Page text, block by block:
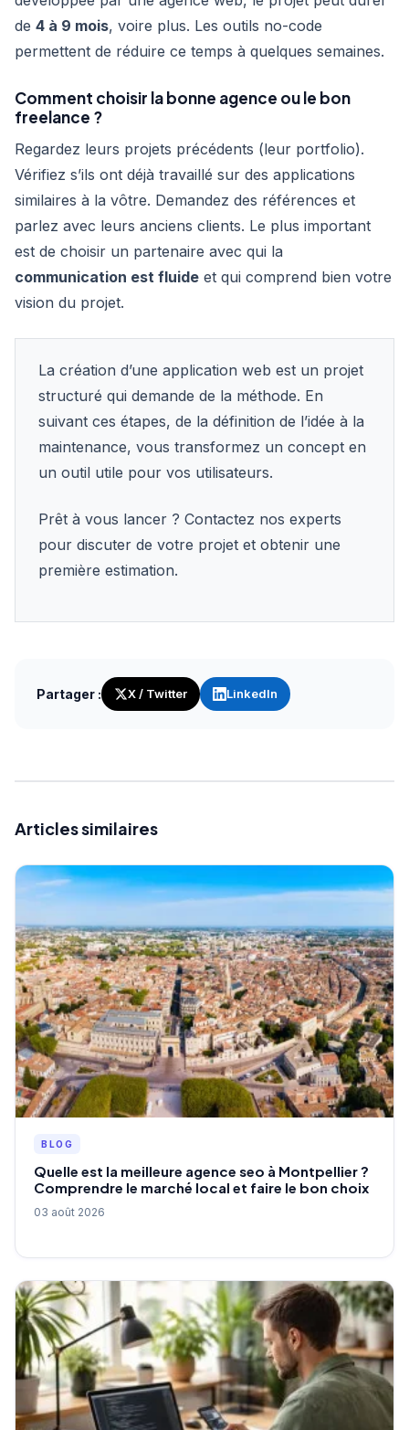
de 4 à 9 mois, voire plus. Les outils no-code
permettent de réduire ce temps à quelques semaines.
Comment choisir la bonne agence ou le bon
freelance ?
Regardez leurs projets précédents (leur portfolio).
Vérifiez s’ils ont déjà travaillé sur des applications
similaires à la vôtre. Demandez des références et
parlez avec leurs anciens clients. Le plus important
est de choisir un partenaire avec qui la
communication est fluide et qui comprend bien votre
vision du projet.
La création d’une application web est un projet
structuré qui demande de la méthode. En
suivant ces étapes, de la définition de l’idée à la
maintenance, vous transformez un concept en
un outil utile pour vos utilisateurs.
Prêt à vous lancer ? Contactez nos experts
pour discuter de votre projet et obtenir une
première estimation.
Partager : X / Twitter LinkedIn
Articles similaires
BLOG
Quelle est la meilleure agence seo à Montpellier ?
Comprendre le marché local et faire le bon choix
03 août 2026